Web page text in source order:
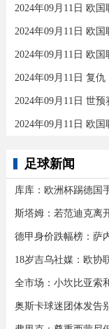
2024年09月11日 欧
足球新闻
全市场：小坎比亚索
奥斯卡球迷团体发告